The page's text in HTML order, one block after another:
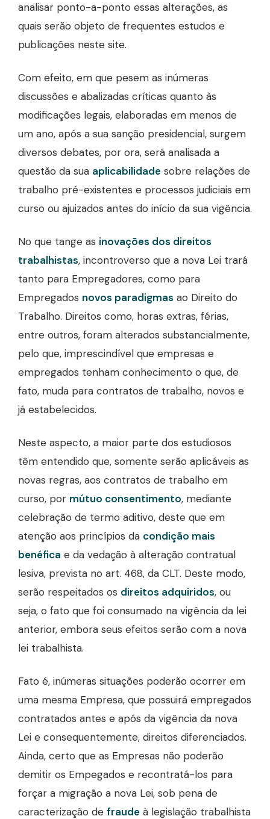
analisar ponto-a-ponto essas alterações, as
quais serão objeto de frequentes estudos e
publicações neste site.
Com efeito, em que pesem as inúmeras
discussões e abalizadas críticas quanto às
modificações legais, elaboradas em menos de
um ano, após a sua sanção presidencial, surgem
diversos debates, por ora, será analisada a
questão da sua aplicabilidade sobre relações de
trabalho pré-existentes e processos judiciais em
curso ou ajuizados antes do início da sua vigência.
No que tange as inovações dos direitos
trabalhistas, incontroverso que a nova Lei trará
tanto para Empregadores, como para
Empregados novos paradigmas ao Direito do
Trabalho. Direitos como, horas extras, férias,
entre outros, foram alterados substancialmente,
pelo que, imprescindível que empresas e
empregados tenham conhecimento o que, de
fato, muda para contratos de trabalho, novos e
já estabelecidos.
Neste aspecto, a maior parte dos estudiosos
têm entendido que, somente serão aplicáveis as
novas regras, aos contratos de trabalho em
curso, por mútuo consentimento, mediante
celebração de termo aditivo, deste que em
atenção aos princípios da condição mais
benéfica e da vedação à alteração contratual
lesiva, prevista no art. 468, da CLT. Deste modo,
serão respeitados os direitos adquiridos, ou
seja, o fato que foi consumado na vigência da lei
anterior, embora seus efeitos serão com a nova
lei trabalhista.
Fato é, inúmeras situações poderão ocorrer em
uma mesma Empresa, que possuirá empregados
contratados antes e após da vigência da nova
Lei e consequentemente, direitos diferenciados.
Ainda, certo que as Empresas não poderão
demitir os Empegados e recontratá-los para
forçar a migração a nova Lei, sob pena de
caracterização de fraude à legislação trabalhista